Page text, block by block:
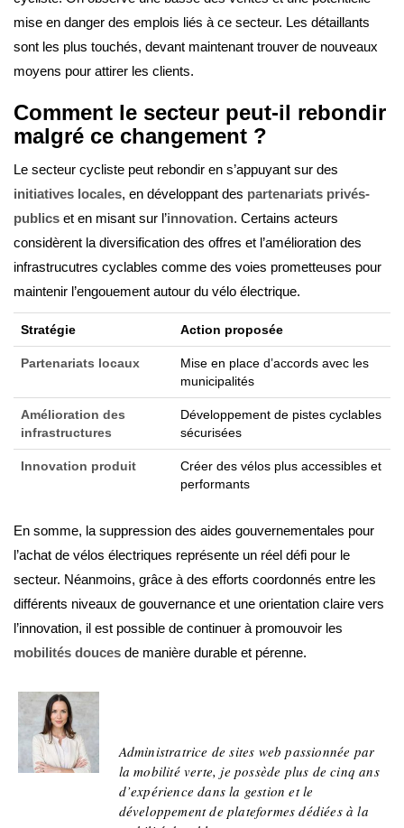
mise en danger des emplois liés à ce secteur. Les détaillants
sont les plus touchés, devant maintenant trouver de nouveaux
moyens pour attirer les clients.
Comment le secteur peut-il rebondir
malgré ce changement ?
Le secteur cycliste peut rebondir en s’appuyant sur des
initiatives locales, en développant des partenariats privés-
publics et en misant sur l’innovation. Certains acteurs
considèrent la diversification des offres et l’amélioration des
infrastrucutres cyclables comme des voies prometteuses pour
maintenir l’engouement autour du vélo électrique.
Stratégie Action proposée
Partenariats locaux
Mise en place d’accords avec les
municipalités
Amélioration des
infrastructures
Développement de pistes cyclables
sécurisées
Innovation produit
Créer des vélos plus accessibles et
performants
En somme, la suppression des aides gouvernementales pour
l’achat de vélos électriques représente un réel défi pour le
secteur. Néanmoins, grâce à des efforts coordonnés entre les
différents niveaux de gouvernance et une orientation claire vers
l’innovation, il est possible de continuer à promouvoir les
mobilités douces de manière durable et pérenne.
Administratrice de sites web passionnée par
la mobilité verte, je possède plus de cinq ans
d’expérience dans la gestion et le
développement de plateformes dédiées à la